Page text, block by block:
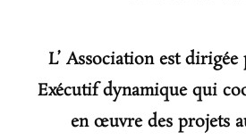
L’ Association est
Exécutif dynamique qui
en œuvre des projets